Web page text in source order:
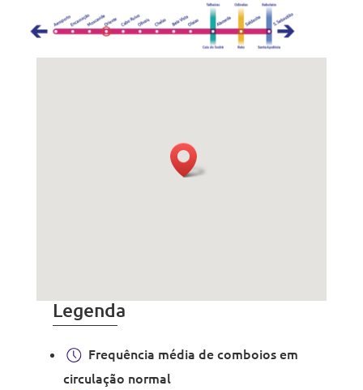
Legenda
Frequência média de comboios em
circulação normal